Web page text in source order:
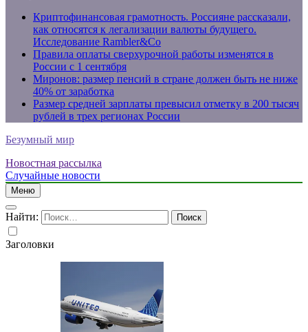
Криптофинансовая грамотность. Россияне рассказали,
как относятся к легализации валюты будущего.
Исследование Rambler&Co
Правила оплаты сверхурочной работы изменятся в
России с 1 сентября
Миронов: размер пенсий в стране должен быть не ниже
40% от заработка
Размер средней зарплаты превысил отметку в 200 тысяч
рублей в трех регионах России
Безумный мир
Новостная рассылка
Случайные новости
Меню
Найти:
Заголовки